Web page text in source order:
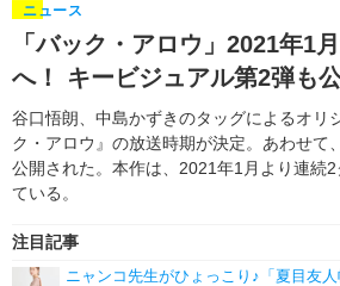
ゲーム
イベント
海外イベント
俳優・タレント
ビジネス
アニメ
ゲーム
動画
アニメ！アニメ！TV
「バック・アロウ」2021年1
へ！ キービジュアル第2弾も
谷口悟朗、中島かずきのタッグによるオリ
ク・アロウ』の放送時期が決定。あわせて
公開された。本作は、2021年1月より連続
ている。
ニュース
注目記事
ニャンコ先生がひょっこり♪「夏目友